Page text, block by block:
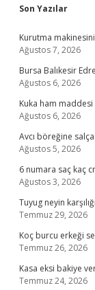
Son Yazılar
Kurutma
Ağustos 7, 2026
Bursa Balıkesir
Ağustos 6, 2026
Kuka ham maddesi
Ağustos 6, 2026
Avcı böreğine
Ağustos 5, 2026
6 numara saç kaç
Ağustos 3, 2026
Tuyug neyin
Temmuz 29, 2026
Koç burcu erkeği
Temmuz 26, 2026
Kasa eksi bakiye
Temmuz 24, 2026